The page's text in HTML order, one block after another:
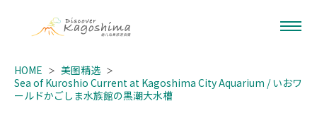
HOME
美图精选
Sea of Kuroshio Current at Kagoshima City Aquarium / いおワ
ールドかごしま水族館の黒潮大水槽